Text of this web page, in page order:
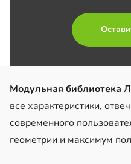
Модульная библиотека
все характеристики,
современного
геометрии и максимум